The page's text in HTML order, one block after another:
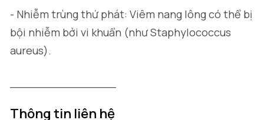
- Nhiễm trùng thứ phát: Viêm nang lông có thể bị
bội nhiễm bởi vi khuẩn (nhưStaphylococcus
aureus).
Thông tin liên hệ